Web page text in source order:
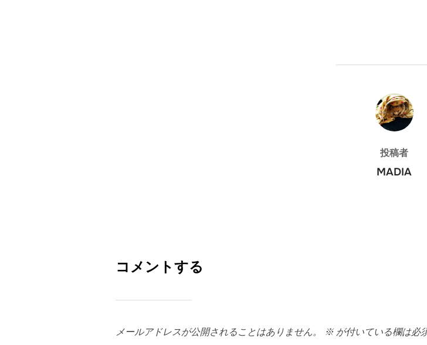
投稿者
投稿者
MADIA
コメントする
メールアドレスが公開されることはありません。 ※ が付いている欄は必